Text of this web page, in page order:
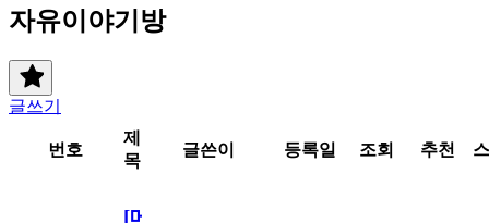
자유이야기방
글쓰기
번호
제
목
글쓴이 등록일 조회 추천
[메